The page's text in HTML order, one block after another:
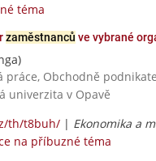
téma
zaměstnanců ve vybrané
práce, Obchodně
univerzita v Opavě
th/t8buh/ | Ekonomika a
na příbuzné téma